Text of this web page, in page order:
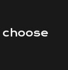
choose